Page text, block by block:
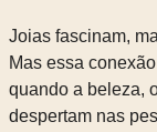
Joias fascinam,
Mas essa
quando a beleza,
despertam nas